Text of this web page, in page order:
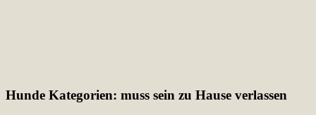
Hunde Kategorien: muss sein zu Hause verlassen